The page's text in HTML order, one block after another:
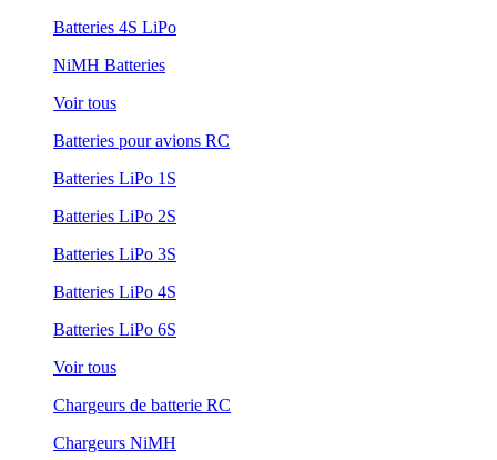
Batteries 4S LiPo
NiMH Batteries
Voir tous
Batteries pour avions RC
Batteries LiPo 1S
Batteries LiPo 2S
Batteries LiPo 3S
Batteries LiPo 4S
Batteries LiPo 6S
Voir tous
Chargeurs de batterie RC
Chargeurs NiMH